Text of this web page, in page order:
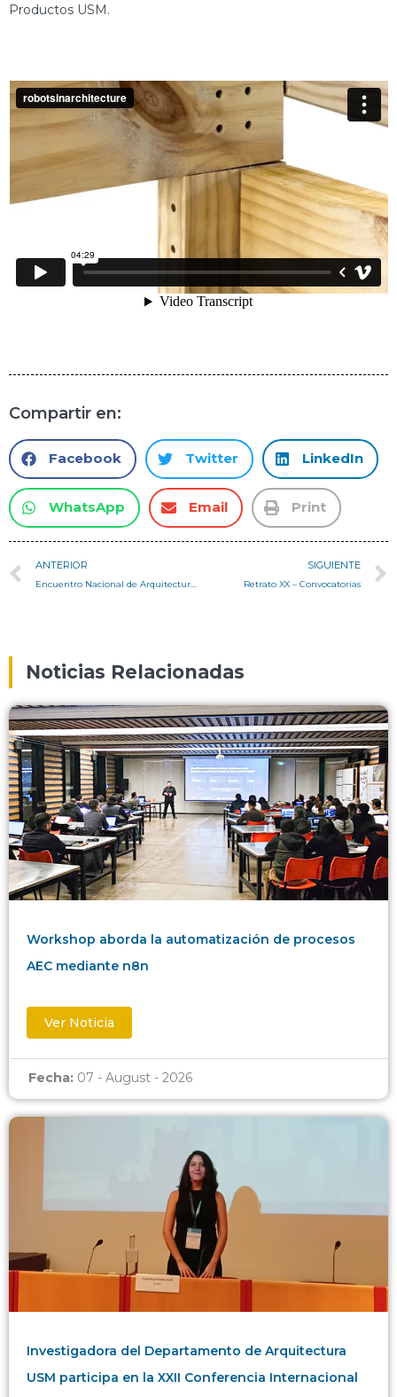
Productos USM.
Compartir en:
Facebook Twitter LinkedIn
WhatsApp Email Print
ANTERIOR SIGUIENTE
Retrato XX – Convocatorias
Noticias Relacionadas
Workshop aborda la automatización de procesos
AEC mediante n8n
Ver Noticia
Fecha: 07 - August - 2026
Investigadora del Departamento de Arquitectura
USM participa en la XXII Conferencia Internacional